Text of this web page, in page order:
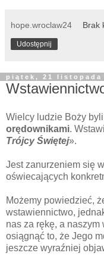
hope.wroclaw24 Brak
Udostępnij
piątek, 21 listopada
Wielcy ludzie Boży byli
orędownikami.
Trójcy Świętej».
Jest zanurzeniem się
oświecających
Możemy powiedzieć,
wstawiennictwo,
nas za rękę, a
osiągnąć to, że Jego
jeszcze wyraźniej